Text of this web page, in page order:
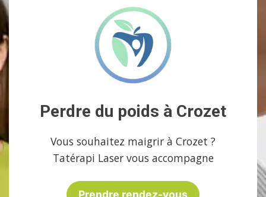
Perdre du poids à Crozet
Vous souhaitez maigrir à Crozet ?
Tatérapi Laser vous accompagne
Prendre rendez-vous